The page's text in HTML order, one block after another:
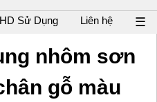
☰
Liên hệ
HD Sử Dụng
nhôm sơn
gỗ màu